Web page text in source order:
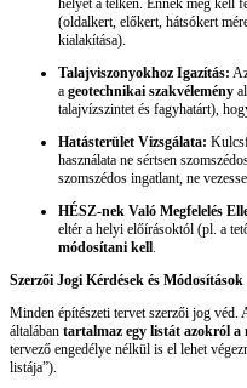
helyét a telken. Ennek meg kell
(oldalkert, előkert, hátsókert
kialakítása).
Talajviszonyokhoz Igazítás:
a geotechnikai szakvélemény
talajvízszintet és fagyhatárt),
Hatásterület Vizsgálata:
használata ne sértsen
szomszédos ingatlant, ne
HÉSZ-nek Való Megfelelés
eltér a helyi előírásoktól (pl. a
módosítani kell.
Szerzői Jogi Kérdések és Módosítások
Minden építészeti tervet szerzői jog véd.
általában tartalmaz egy listát azokról a
tervező engedélye nélkül is el lehet
listája”).